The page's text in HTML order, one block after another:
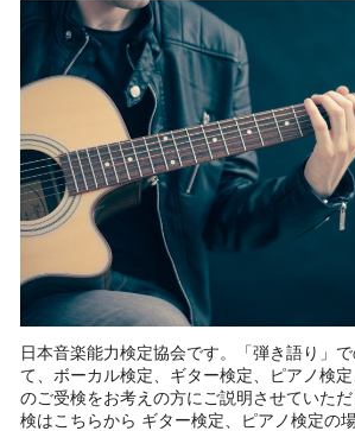
日本音楽能力検定協会です。「弾き語り」
て、ボーカル検定、ギター検定、ピアノ検
のご受検をお考えの方にご説明させていた
検はこちらから ギター検定、ピアノ検定の